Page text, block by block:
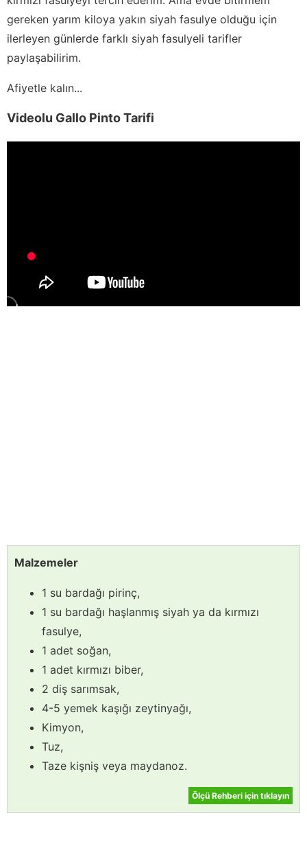
gereken yarım kiloya yakın siyah fasulye olduğu için
ilerleyen günlerde farklı siyah fasulyeli tarifler
paylaşabilirim.
Afiyetle kalın...
Videolu Gallo Pinto Tarifi
Malzemeler
1 su bardağı pirinç,
1 su bardağı haşlanmış siyah ya da kırmızı
fasulye,
1 adet soğan,
1 adet kırmızı biber,
2 diş sarımsak,
4-5 yemek kaşığı zeytinyağı,
Kimyon,
Tuz,
Taze kişniş veya maydanoz.
Ölçü Rehberi için tıklayın